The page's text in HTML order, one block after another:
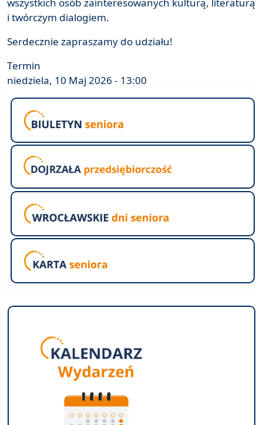
i twórczym dialogiem.
Serdecznie zapraszamy do udziału!
Termin
niedziela, 10 Maj 2026 - 13:00